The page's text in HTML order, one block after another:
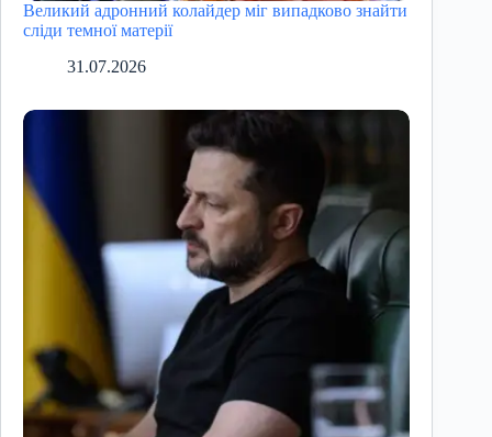
Великий адронний колайдер міг випадково знайти
сліди темної матерії
31.07.2026